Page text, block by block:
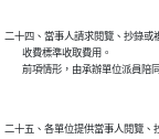
二十四、當事人請求閱覽、抄錄或
        收費標準收取費用。
二十五、各單位提供當事人閱覽、